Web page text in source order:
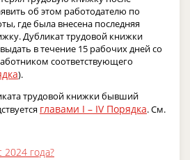
об этом работодателю по
где была внесена последняя
Дубликат трудовой книжки
в течение 15 рабочих дней со
соответствующего
).
трудовой книжки бывший
главами I – IV Порядка. См.
года?